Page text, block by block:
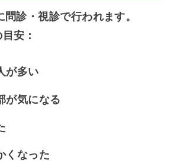
診・視診で行われます。
安：
が多い
が気になる
くなった